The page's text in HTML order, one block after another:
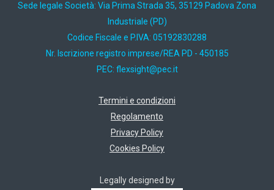
Sede legale Società: Via Prima Strada 35, 35129 Padova Zona
Industriale (PD)
Codice Fiscale e P.IVA: 05192830288
Nr. Iscrizione registro imprese/REA PD - 450185
PEC: ti.cep@thgisxelf
Termini e condizioni
Regolamento
Privacy Policy
Cookies Policy
Legally designed by